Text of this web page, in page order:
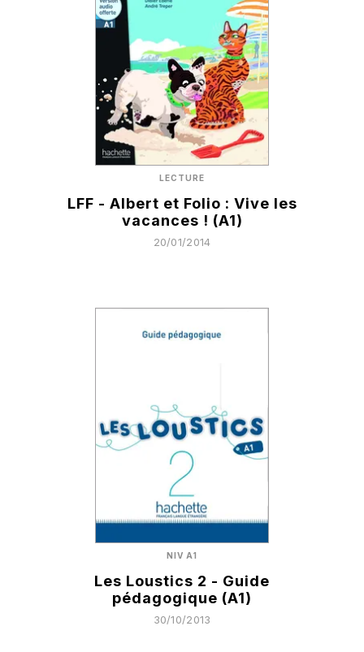
LECTURE
LFF - Albert et Folio : Vive les
vacances ! (A1)
20/01/2014
NIV A1
Les Loustics 2 - Guide
pédagogique (A1)
30/10/2013